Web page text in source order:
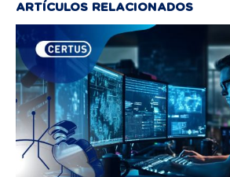
ARTÍCULOS RELACIONADOS